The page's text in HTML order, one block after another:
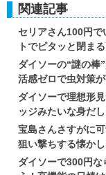
関連記事
セリアさん100円で
トでピタッと閉ま
ダイソーの“謎の棒
活感ゼロで虫対策
ダイソーで理想形
ッジみたいな身だ
宝島さんさすがに
狙い撃ちする懐か
ダイソーで300円